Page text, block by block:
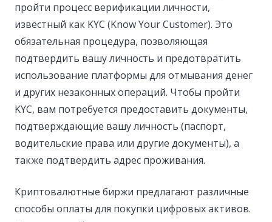
пройти процесс верификации личности,
известный как KYC (Know Your Customer). Это
обязательная процедура, позволяющая
подтвердить вашу личность и предотвратить
использование платформы для отмывания денег
и других незаконных операций. Чтобы пройти
KYC, вам потребуется предоставить документы,
подтверждающие вашу личность (паспорт,
водительские права или другие документы), а
также подтвердить адрес проживания.
Криптовалютные биржи предлагают различные
способы оплаты для покупки цифровых активов.